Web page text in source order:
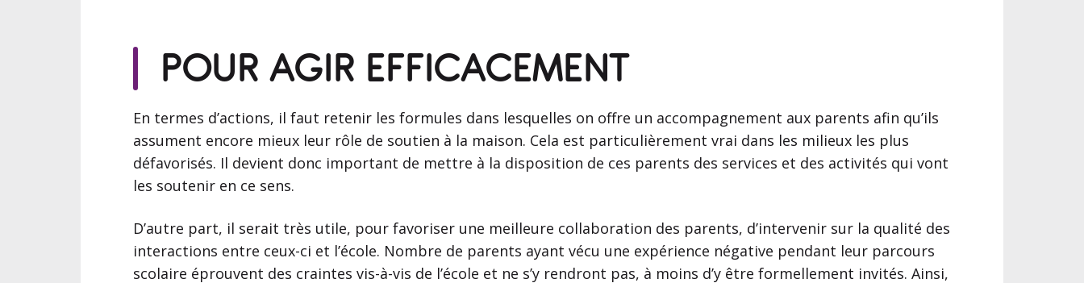
POUR AGIR EFFICACEMENT
En termes d’actions, il faut retenir les formules dans lesquelles on offre un accompagnement aux parents afin qu’ils
assument encore mieux leur rôle de soutien à la maison. Cela est particulièrement vrai dans les milieux les plus
défavorisés. Il devient donc important de mettre à la disposition de ces parents des services et des activités qui vont
les soutenir en ce sens.
D’autre part, il serait très utile, pour favoriser une meilleure collaboration des parents, d’intervenir sur la qualité des
interactions entre ceux-ci et l’école. Nombre de parents ayant vécu une expérience négative pendant leur parcours
scolaire éprouvent des craintes vis-à-vis de l’école et ne s’y rendront pas, à moins d’y être formellement invités. Ainsi,